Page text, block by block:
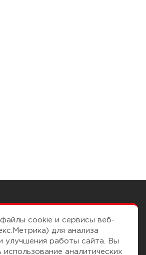
cookie и сервисы веб-
для анализа
улучшения работы сайта. Вы
аналитических